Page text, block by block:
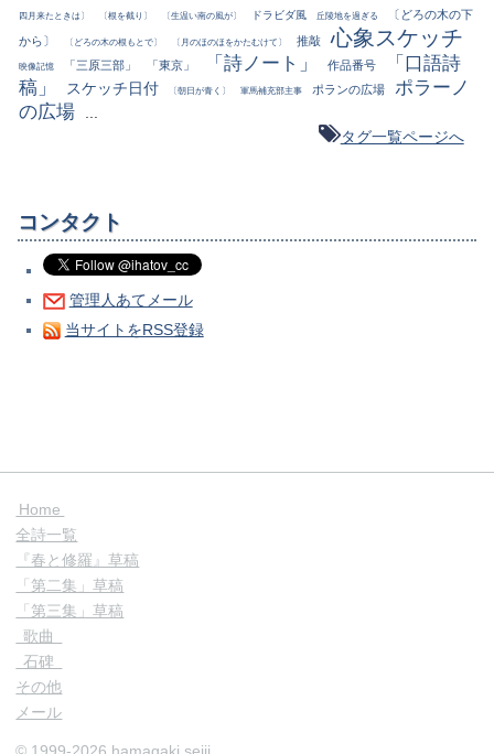
四月来たときは〕 〔根を截り〕 〔生温い南の風が〕 ドラビダ風 丘陵地を過ぎる
〔どろの木の下
から〕
〔どろの木の根もとで〕 〔月のほのほをかたむけて〕 推敲 心象スケッチ
映像記憶 「三原三部」 「東京」 「詩ノート」 作品番号
「口語詩
稿」
スケッチ日付 〔朝日が青く〕 軍馬補充部主事 ポランの広場
ポラーノ
の広場
タグ一覧ページへ
コンタクト
管理人あてメール
当サイトをRSS登録
Home
全詩一覧
『春と修羅』草稿
「第二集」草稿
「第三集」草稿
歌曲
石碑
その他
メール
© 1999-2026 hamagaki seiji.